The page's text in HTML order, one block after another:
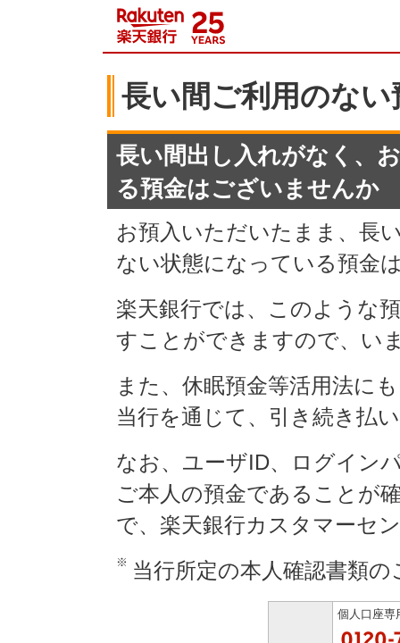
長い間ご利用のな
長い間出し入れがなく、
る預金はございませんか
お預入いただいたまま、長
ない状態になっている預金
楽天銀行では、このような
すことができますので、い
また、休眠預金等活用法に
当行を通じて、引き続き払
なお、ユーザID、ログイン
ご本人の預金であることが
で、楽天銀行カスタマーセ
※ 当行所定の本人確認書類
個人口座専